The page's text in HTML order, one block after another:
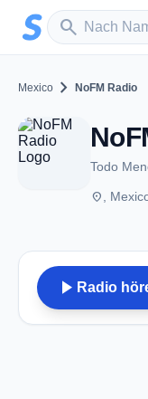
Zum Hauptinhalt springen
search
Sender suchen
Mexico chevron_right NoFM Radio
Todo
place ,
play_arrow Radio